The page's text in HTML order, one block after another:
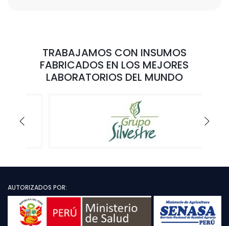
TRABAJAMOS CON INSUMOS
FABRICADOS EN LOS MEJORES
LABORATORIOS DEL MUNDO
AUTORIZADOS POR: